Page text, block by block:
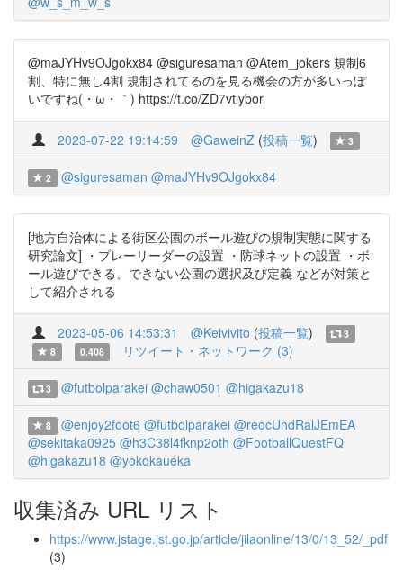
@maJYHv9OJgokx84 @siguresaman @Atem_jokers 規制6
割、特に無し4割 規制されてるのを見る機会の方が多いっぽ
いですね(・ω・｀) https://t.co/ZD7vtiybor
2023-07-22 19:14:59 @GaweinZ (投稿一覧) 3
2 @siguresaman @maJYHv9OJgokx84
[地方自治体による街区公園のボール遊びの規制実態に関する
研究論文] ・プレーリーダーの設置 ・防球ネットの設置 ・ボ
ール遊びできる、できない公園の選択及び定義 などが対策と
して紹介される
2023-05-06 14:53:31 @Keivivito (投稿一覧)
3
8
0.408 リツイート・ネットワーク (3)
3 @futbolparakei @chaw0501 @higakazu18
8 @enjoy2foot6 @futbolparakei @reocUhdRalJEmEA
@sekitaka0925 @h3C38l4fknp2oth @FootballQuestFQ
@higakazu18 @yokokaueka
収集済み URL リスト
https://www.jstage.jst.go.jp/article/jilaonline/13/0/13_52/_pdf
(3)